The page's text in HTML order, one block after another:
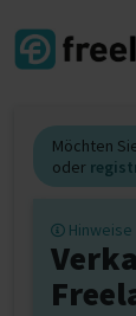
Möchten
oder